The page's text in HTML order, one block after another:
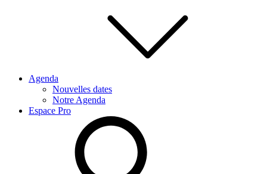
Agenda
Nouvelles dates
Notre Agenda
Espace Pro